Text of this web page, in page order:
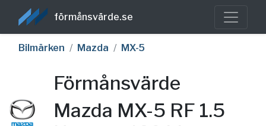
förmånsvärde.se
Bilmärken Mazda MX-5
Förmånsvärde
Mazda MX-5 RF 1.5